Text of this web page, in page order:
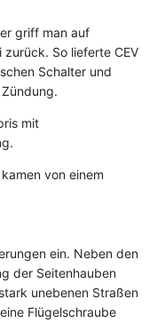
griff man auf
zurück. So lieferte CEV
Schalter und
mit
von einem
ein. Neben den
der Seitenhauben
unebenen Straßen
Flügelschraube